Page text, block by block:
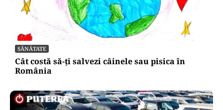
SĂNĂTATE
Cât costă să-ți salvezi câinele sau pisica în
România